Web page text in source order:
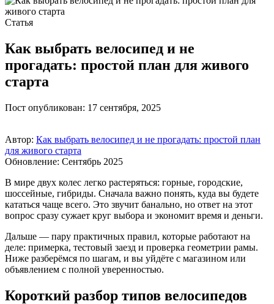
Статья
Как выбрать велосипед и не
прогадать: простой план для живого
старта
Пост опубликован: 17 сентября, 2025
Автор: Как выбрать велосипед и не прогадать: простой план
для живого старта
Обновление: Сентябрь 2025
В мире двух колес легко растеряться: горные, городские,
шоссейные, гибриды. Сначала важно понять, куда вы будете
кататься чаще всего. Это звучит банально, но ответ на этот
вопрос сразу сужает круг выбора и экономит время и деньги.
Дальше — пару практичных правил, которые работают на
деле: примерка, тестовый заезд и проверка геометрии рамы.
Ниже разберёмся по шагам, и вы уйдёте с магазином или
объявлением с полной уверенностью.
Короткий разбор типов велосипедов